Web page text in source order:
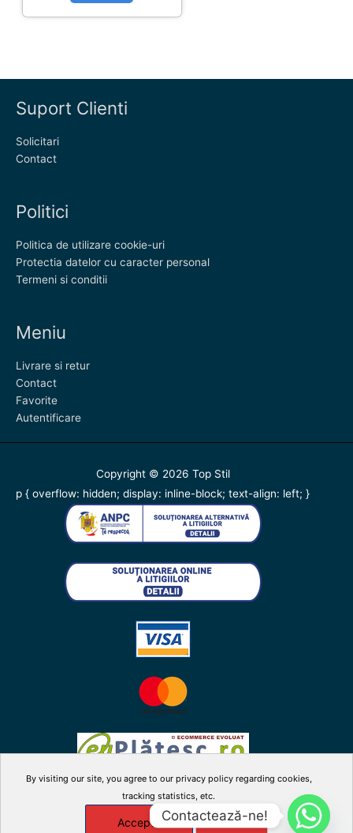
By visiting our site, you agree to our privacy policy regarding cookies,
tracking statistics, etc.
Accepta X
Manage cookies
Suport Clienti
Solicitari
Contact
Politici
Politica de utilizare cookie-uri
Protectia datelor cu caracter personal
Termeni si conditii
Meniu
Livrare si retur
Contact
Favorite
Autentificare
Copyright © 2026 Top Stil
p { overflow: hidden; display: inline-block; text-align: left; }
youtubeContactează-ne!